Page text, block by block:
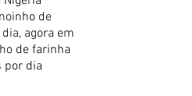
de
agora em
de farinha
por dia